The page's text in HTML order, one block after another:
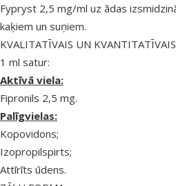
Fypryst 2,5 mg/ml uz ādas
kaķiem un suņiem.
KVALITATĪVAIS UN KVANTITATĪVAIS
1 ml satur:
Aktīvā viela:
Fipronils 2,5 mg.
Palīgvielas:
Kopovidons;
Izopropilspirts;
Attīrīts ūdens.